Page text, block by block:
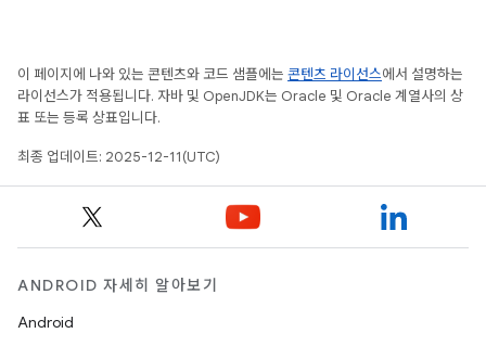
이 페이지에 나와 있는 콘텐츠와 코드 샘플에는 콘텐츠 라이선스에서 설명하는
라이선스가 적용됩니다. 자바 및 OpenJDK는 Oracle 및 Oracle 계열사의 상
표 또는 등록 상표입니다.
최종 업데이트: 2025-12-11(UTC)
ANDROID 자세히 알아보기
Android